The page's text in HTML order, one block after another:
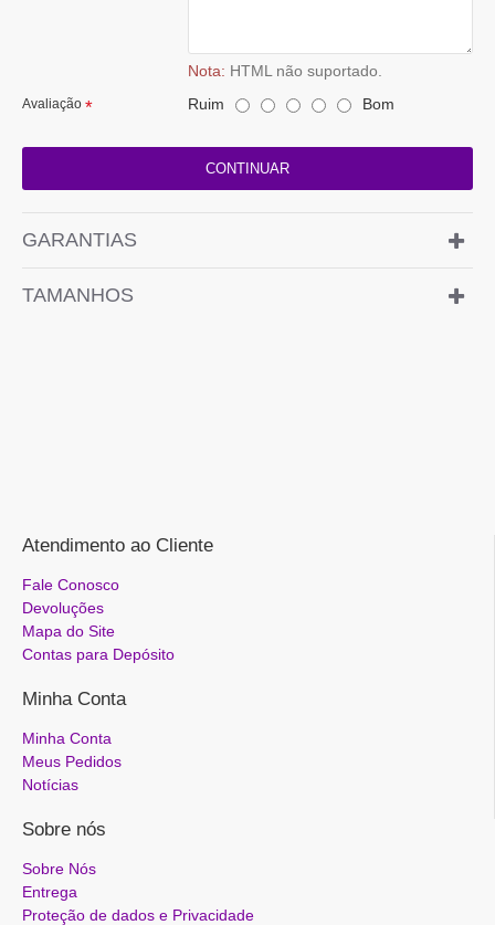
Nota: HTML não suportado.
Avaliação Ruim Bom
CONTINUAR
GARANTIAS
TAMANHOS
Atendimento ao Cliente
Fale Conosco
Devoluções
Mapa do Site
Contas para Depósito
Minha Conta
Minha Conta
Meus Pedidos
Notícias
Sobre nós
Sobre Nós
Entrega
Proteção de dados e Privacidade